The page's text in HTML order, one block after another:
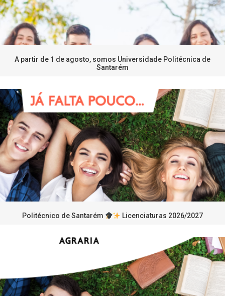
A partir de 1 de agosto, somos Universidade Politécnica de
Santarém
Politécnico de Santarém Licenciaturas 2026/2027